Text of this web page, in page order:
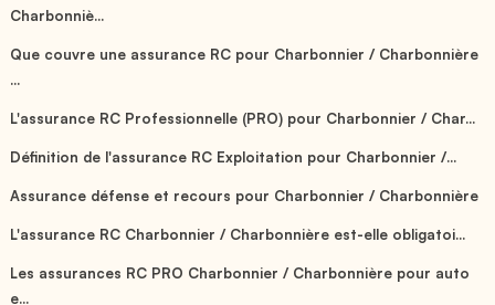
Charbonniè...
Que couvre une assurance RC pour Charbonnier / Charbonnière
...
L'assurance RC Professionnelle (PRO) pour Charbonnier / Char...
Définition de l'assurance RC Exploitation pour Charbonnier /...
Assurance défense et recours pour Charbonnier / Charbonnière
L'assurance RC Charbonnier / Charbonnière est-elle obligatoi...
Les assurances RC PRO Charbonnier / Charbonnière pour auto
e...